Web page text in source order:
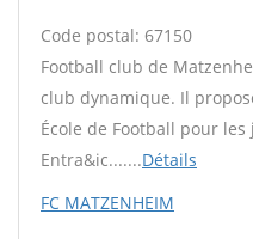
Code postal: 67150
Football club de
club dynamique. Il
École de Football pour
Entra&ic.......Détails
FC MATZENHEIM